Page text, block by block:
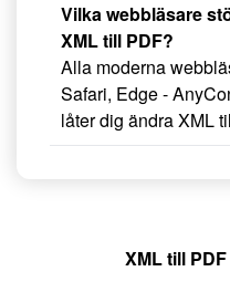
Vilka webbläsare
XML till PDF?
Alla moderna
Safari, Edge -
låter dig ändra XML
XML till